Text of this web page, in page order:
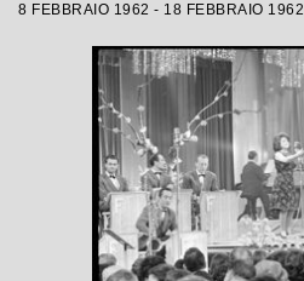
8 FEBBRAIO 1962 - 18 FEBBRAIO 1962